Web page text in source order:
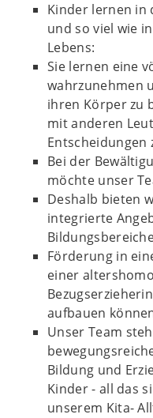
Kinder lernen in
und so viel wie
Lebens:
Sie lernen eine
wahrzunehmen
ihren Körper zu
mit anderen
Entscheidungen
Bei der
möchte unser
Deshalb bieten
integrierte
Förderung in
einer
aufbauen
Unser Team
Bildung und
Kinder - all das
unserem Kita-